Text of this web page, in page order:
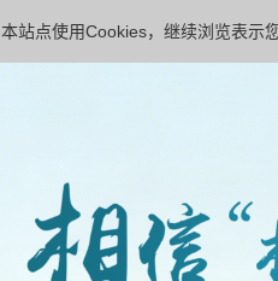
本站点使用Cookies，继续浏览表示